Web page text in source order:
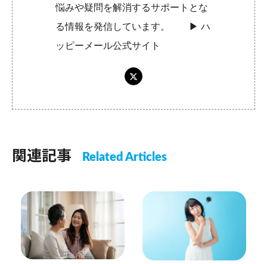
悩みや疑問を解消するサポートとな
る情報を発信しています。 ▶︎ハ
ッピーメール公式サイト
関連記事 Related Articles